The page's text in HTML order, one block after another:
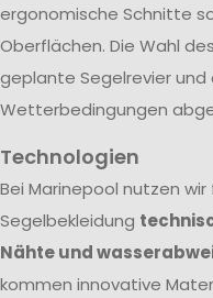
ergonomische Schnitte
Oberflächen. Die Wahl
geplante Segelrevier
Wetterbedingungen
Technologien
Bei Marinepool nutzen
Segelbekleidung
Nähte und
kommen innovative